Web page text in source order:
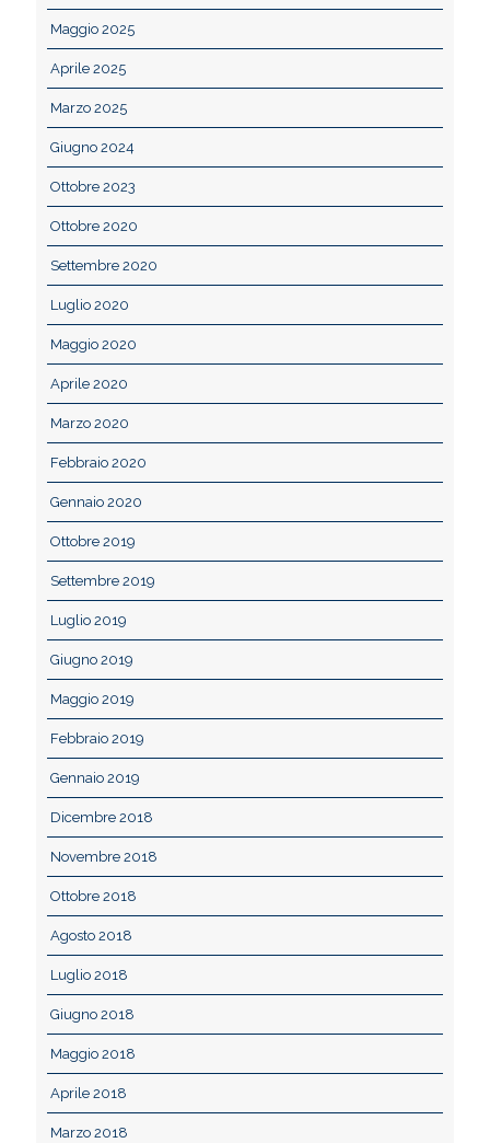
Maggio 2025
Aprile 2025
Marzo 2025
Giugno 2024
Ottobre 2023
Ottobre 2020
Settembre 2020
Luglio 2020
Maggio 2020
Aprile 2020
Marzo 2020
Febbraio 2020
Gennaio 2020
Ottobre 2019
Settembre 2019
Luglio 2019
Giugno 2019
Maggio 2019
Febbraio 2019
Gennaio 2019
Dicembre 2018
Novembre 2018
Ottobre 2018
Agosto 2018
Luglio 2018
Giugno 2018
Maggio 2018
Aprile 2018
Marzo 2018